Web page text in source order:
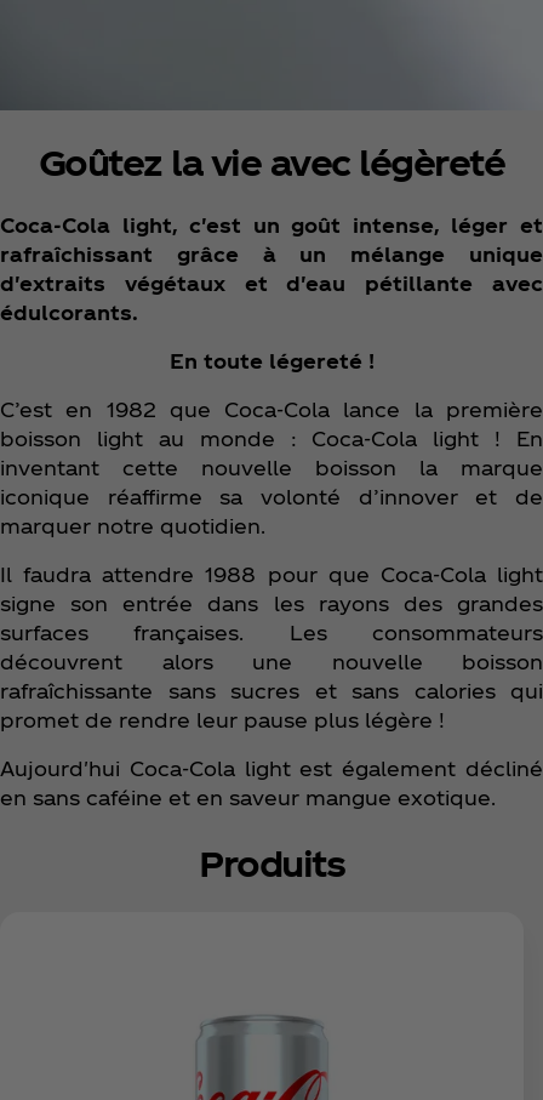
Goûtez la vie avec légèreté
Coca‑Cola light, c'est un goût intense, léger et
rafraîchissant grâce à un mélange unique
d'extraits végétaux et d'eau pétillante avec
édulcorants.
En toute légereté !
C’est en 1982 que Coca‑Cola lance la première
boisson light au monde : Coca‑Cola light ! En
inventant cette nouvelle boisson la marque
iconique réaffirme sa volonté d’innover et de
marquer notre quotidien.
Il faudra attendre 1988 pour que Coca‑Cola light
signe son entrée dans les rayons des grandes
surfaces françaises. Les consommateurs
découvrent alors une nouvelle boisson
rafraîchissante sans sucres et sans calories qui
promet de rendre leur pause plus légère !
Aujourd'hui Coca‑Cola light est également décliné
en sans caféine et en saveur mangue exotique.
Produits